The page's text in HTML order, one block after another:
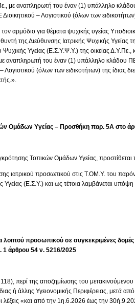
με αναπληρωτή του έναν (1) υπάλληλο
– Λογιστικού (όλων των
αρμόδιο για θέματα ψυχικής υγείας
της Διεύθυνσης Ιατρικής Ψυχικής Υγείας
Υγείας (Ε.Σ.Υ.Ψ.Υ.) της οικείας Δ.Υ.Πε.,
αναπληρωτή του έναν (1) υπάλληλο κλάδου ΠΕ
(όλων των ειδικοτήτων) της ίδιας
Ομάδων Υγείας – Προσθήκη παρ. 5Α στο
Τοπικών Ομάδων Υγείας,
ιατρικού προσωπικού στις Τ.ΟΜ.Υ. του
(Ε.Σ.Υ.) και ως τέτοια λαμβάνεται υπόψη
προσωπικού σε συγκεκριμένες δομές
1 άρθρου 54 ν. 5216/2025
περί της αποζημίωσης του μετακινούμενου
ή άλλης Υγειονομικής Περιφέρειας, μετά από
«και από την 1η.6.2026 έως την